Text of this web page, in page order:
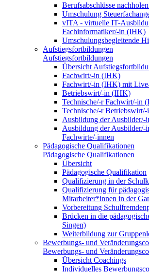
Berufsabschlüsse
Umschulung
vITA - virtuelle IT-
Fachinformatiker/-in (IHK)
Umschulungsbegleitende
Aufstiegsfortbildungen
Aufstiegsfortbildungen
Übersicht
Fachwirt/-in (IHK)
Fachwirt/-in (IHK) mit
Betriebswirt/-in (IHK)
Technische/-r Fachwirt/-in
Technische/-r
Ausbildung der
Ausbildung der
Fachwirte/-innen
Pädagogische Qualifikationen
Pädagogische Qualifikationen
Übersicht
Pädagogische Qualifikation
Qualifizierung in der
Qualifizierung für
Mitarbeiter*innen in der
Vorbereitung
Brücken in die
Singen)
Weiterbildung zur
Bewerbungs- und
Bewerbungs- und
Übersicht Coachings
Individuelles